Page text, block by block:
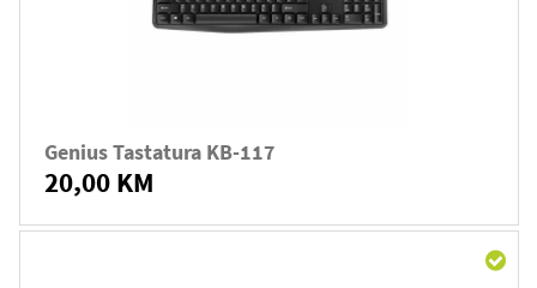
Genius Tastatura KB-117
20,00 KM